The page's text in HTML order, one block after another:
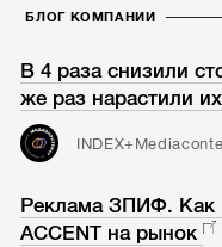
БЛОГ КОМПАНИИ
В 4 раза снизили
же раз нарастили
Реклама ЗПИФ. Как
ACCENT на рынок